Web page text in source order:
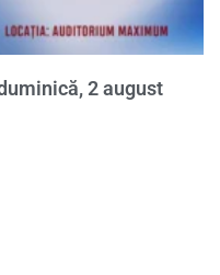
2 august